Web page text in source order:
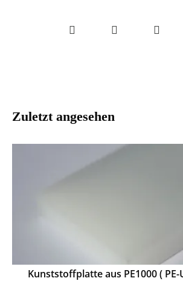
Zuletzt angesehen
Kunststoffplatte aus PE1000 (